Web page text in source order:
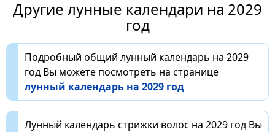
Другие лунные календари на 2029
год
Подробный общий лунный календарь на 2029
год Вы можете посмотреть на странице
лунный календарь на 2029 год
Лунный календарь стрижки волос на 2029 год Вы